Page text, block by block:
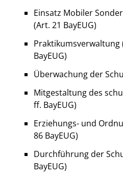
Einsatz Mobiler
(Art. 21 BayEUG)
Praktikumsverwaltung
BayEUG)
Überwachung der
Mitgestaltung des
ff. BayEUG)
Erziehungs- und
86 BayEUG)
Durchführung der
BayEUG)